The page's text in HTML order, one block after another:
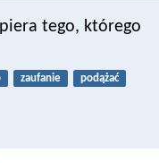
tego, którego
zaufanie podążać